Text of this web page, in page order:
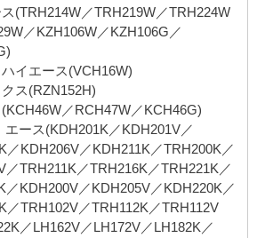
(TRH214W／TRH219W／TRH224W
／KZH106W／KZH106G／
イエース(VCH16W)
ス(RZN152H)
／RCH47W／KCH46G)
エース(KDH201K／KDH201V／
／KDH206V／KDH211K／TRH200K／
／TRH211K／TRH216K／TRH221K／
／KDH200V／KDH205V／KDH220K／
／TRH102V／TRH112K／TRH112V
／LH162V／LH172V／LH182K／